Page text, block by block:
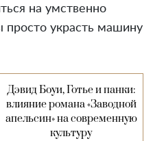
на умственно
просто украсть машину
Дэвид Боуи, Готье и панки:
влияние романа «Заводной
апельсин» на современную
культуру